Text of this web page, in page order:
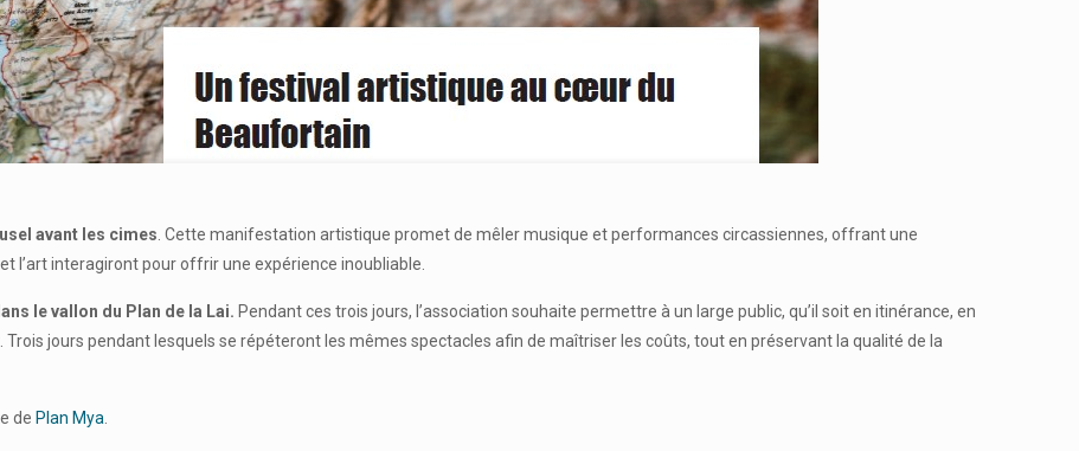
avant les cimes . Cette manifestation artistique promet de mêler musique et performances circassiennes, offrant une
interagiront pour offrir une expérience inoubliable.
le vallon du Plan de la Lai. Pendant ces trois jours, l’association souhaite permettre à un large public, qu’il soit en itinérance, en
jours pendant lesquels se répéteront les mêmes spectacles afin de maîtriser les coûts, tout en préservant la qualité de la
de Plan Mya